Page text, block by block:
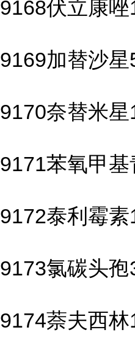
9168伏立康唑
9169加替沙星
9170奈替米星
9171苯氧甲
9172泰利霉素
9173氯碳头孢
9174萘夫西林